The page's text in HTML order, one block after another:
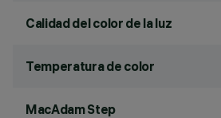
Calidad del color de la luz
Temperatura de color
MacAdam Step